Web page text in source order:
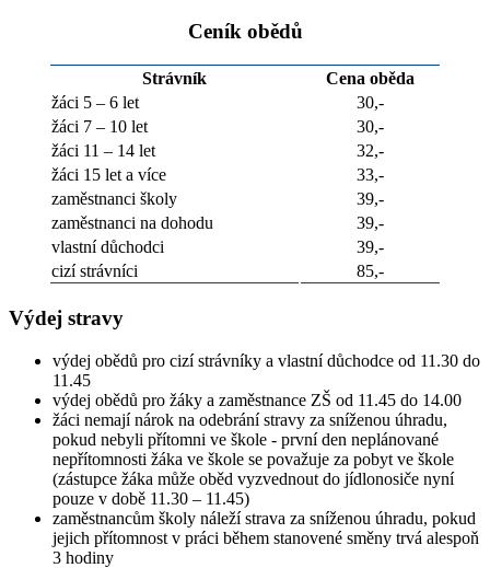
Ceník obědů
Strávník
Cena oběda
žáci 5 – 6 let
30,-
žáci 7 – 10 let
30,-
žáci 11 – 14 let
32,-
žáci 15 let a více
33,-
zaměstnanci školy
39,-
zaměstnanci na dohodu
39,-
vlastní důchodci
39,-
cizí strávníci
85,-
Výdej stravy
výdej obědů pro cizí strávníky a vlastní důchodce od 11.30 do
11.45
výdej obědů pro žáky a zaměstnance ZŠ od 11.45 do 14.00
žáci nemají nárok na odebrání stravy za sníženou úhradu,
pokud nebyli přítomni ve škole - první den neplánované
nepřítomnosti žáka ve škole se považuje za pobyt ve škole
(zástupce žáka může oběd vyzvednout do jídlonosiče nyní
pouze v době 11.30 – 11.45)
zaměstnancům školy náleží strava za sníženou úhradu, pokud
jejich přítomnost v práci během stanovené směny trvá alespoň
3 hodiny